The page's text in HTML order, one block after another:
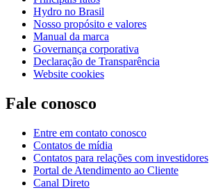
Hydro no Brasil
Nosso propósito e valores
Manual da marca
Governança corporativa
Declaração de Transparência
Website cookies
Fale conosco
Entre em contato conosco
Contatos de mídia
Contatos para relações com investidores
Portal de Atendimento ao Cliente
Canal Direto